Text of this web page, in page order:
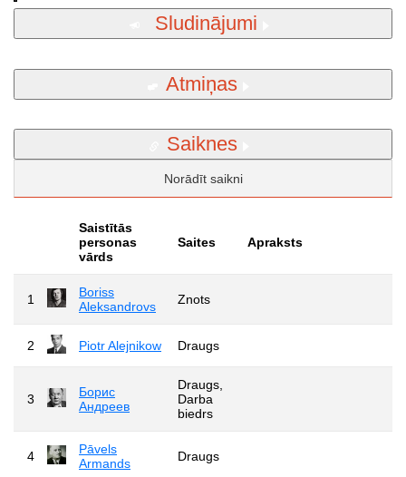
Sludinājumi
Atmiņas
Saiknes
Norādīt saikni
Saistītās
personas
vārds
Saites Apraksts
1
Boriss
Aleksandrovs
Znots
2 Piotr Alejnikow Draugs
3
Борис
Андреев
Draugs,
Darba
biedrs
4
Pāvels
Armands
Draugs